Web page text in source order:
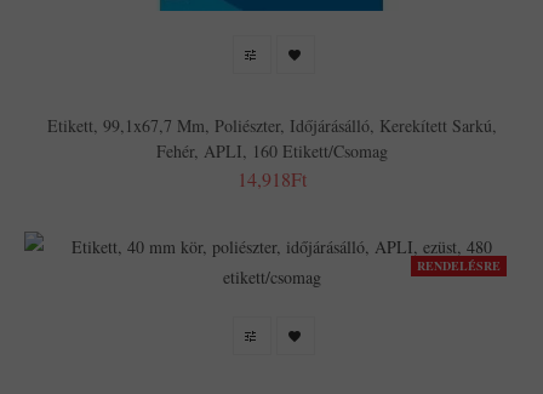
Etikett, 99,1x67,7 Mm, Poliészter, Időjárásálló, Kerekített Sarkú,
Fehér, APLI, 160 Etikett/csomag
14,918Ft
RENDELÉSRE